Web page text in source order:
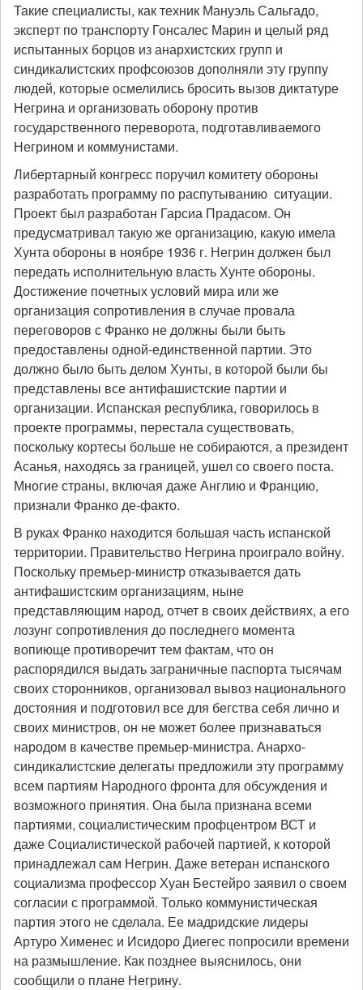
Такие специалисты, как техник Мануэль Сальгадо,
эксперт по транспорту Гонсалес Марин и целый ряд
испытанных борцов из анархистских групп и
синдикалистских профсоюзов дополняли эту группу
людей, которые осмелились бросить вызов диктатуре
Негрина и организовать оборону против
государственного переворота, подготавливаемого
Негрином и коммунистами.
Либертарный конгресс поручил комитету обороны
разработать программу по распутыванию ситуации.
Проект был разработан Гарсиа Прадасом. Он
предусматривал такую же организацию, какую имела
Хунта обороны в ноябре 1936 г. Негрин должен был
передать исполнительную власть Хунте обороны.
Достижение почетных условий мира или же
организация сопротивления в случае провала
переговоров с Франко не должны были быть
предоставлены одной-единственной партии. Это
должно было быть делом Хунты, в которой были бы
представлены все антифашистские партии и
организации. Испанская республика, говорилось в
проекте программы, перестала существовать,
поскольку кортесы больше не собираются, а президент
Асанья, находясь за границей, ушел со своего поста.
Многие страны, включая даже Англию и Францию,
признали Франко де-факто.
В руках Франко находится большая часть испанской
территории. Правительство Негрина проиграло войну.
Поскольку премьер-министр отказывается дать
антифашистским организациям, ныне
представляющим народ, отчет в своих действиях, а его
лозунг сопротивления до последнего момента
вопиюще противоречит тем фактам, что он
распорядился выдать заграничные паспорта тысячам
своих сторонников, организовал вывоз национального
достояния и подготовил все для бегства себя лично и
своих министров, он не может более признаваться
народом в качестве премьер-министра. Анархо-
синдикалистские делегаты предложили эту программу
всем партиям Народного фронта для обсуждения и
возможного принятия. Она была признана всеми
партиями, социалистическим профцентром ВСТ и
даже Социалистической рабочей партией, к которой
принадлежал сам Негрин. Даже ветеран испанского
социализма профессор Хуан Бестейро заявил о своем
согласии с программой. Только коммунистическая
партия этого не сделала. Ее мадридские лидеры
Артуро Хименес и Исидоро Диегес попросили времени
на размышление. Как позднее выяснилось, они
сообщили о плане Негрину.